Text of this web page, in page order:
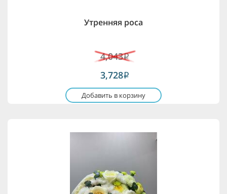
Утренняя роса
4,043i
3,728i
Добавить в корзину